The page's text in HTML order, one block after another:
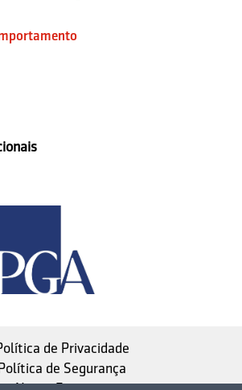
de Privacidade
Política de Segurança